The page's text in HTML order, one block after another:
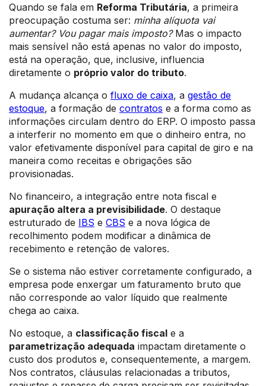
Quando se fala em Reforma Tributária, a primeira
preocupação costuma ser: minha alíquota vai
aumentar? Vou pagar mais imposto?Mas o impacto
mais sensível não está apenas no valor do imposto,
está na operação, que, inclusive, influencia
diretamente o próprio valor do tributo.
A mudança alcança o fluxo de caixa, a gestão de
estoque, a formação de contratos e a forma como as
informações circulam dentro do ERP. O imposto passa
a interferir no momento em que o dinheiro entra, no
valor efetivamente disponível para capital de giro e na
maneira como receitas e obrigações são
provisionadas.
No financeiro, a integração entre nota fiscal e
apuração altera a previsibilidade. O destaque
estruturado de IBS e CBS e a nova lógica de
recolhimento podem modificar a dinâmica de
recebimento e retenção de valores.
Se o sistema não estiver corretamente configurado, a
empresa pode enxergar um faturamento bruto que
não corresponde ao valor líquido que realmente
chega ao caixa.
No estoque, a classificação fiscal e a
parametrização adequada impactam diretamente o
custo dos produtos e, consequentemente, a margem.
Nos contratos, cláusulas relacionadas a tributos,